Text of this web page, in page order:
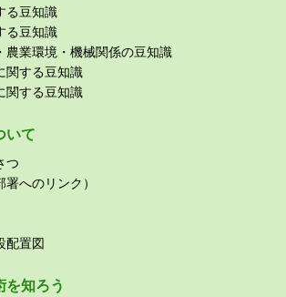
る⾖知識
る⾖知識
農業環境・機械関係の⾖知識
関する⾖知識
関する⾖知識
いて
つ
へのリンク）
配置図
を知ろう